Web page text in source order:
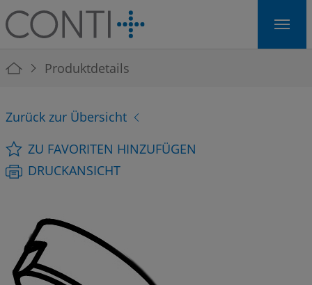
Skip to main navigation
Skip to main content
Skip to page footer
You are here:
Produktdetails
Zurück zur Übersicht
ZU FAVORITEN HINZUFÜGEN
DRUCKANSICHT